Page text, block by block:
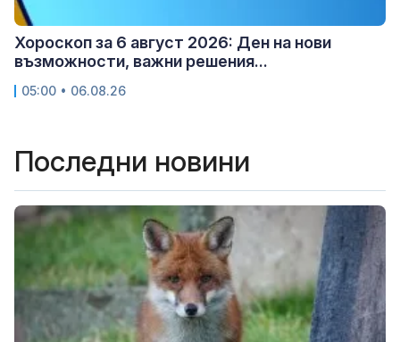
Хороскоп за 6 август 2026: Ден на нови
възможности, важни решения...
05:00 • 06.08.26
Последни новини